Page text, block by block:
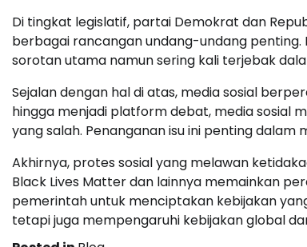
Di tingkat legislatif, partai Demokrat dan
berbagai rancangan undang-undang
sorotan utama namun sering kali terjebak
Sejalan dengan hal di atas, media sosial
hingga menjadi platform debat, media sosial
yang salah. Penanganan isu ini penting dalam
Akhirnya, protes sosial yang melawan
Black Lives Matter dan lainnya memainkan
pemerintah untuk menciptakan kebijakan
tetapi juga mempengaruhi kebijakan global